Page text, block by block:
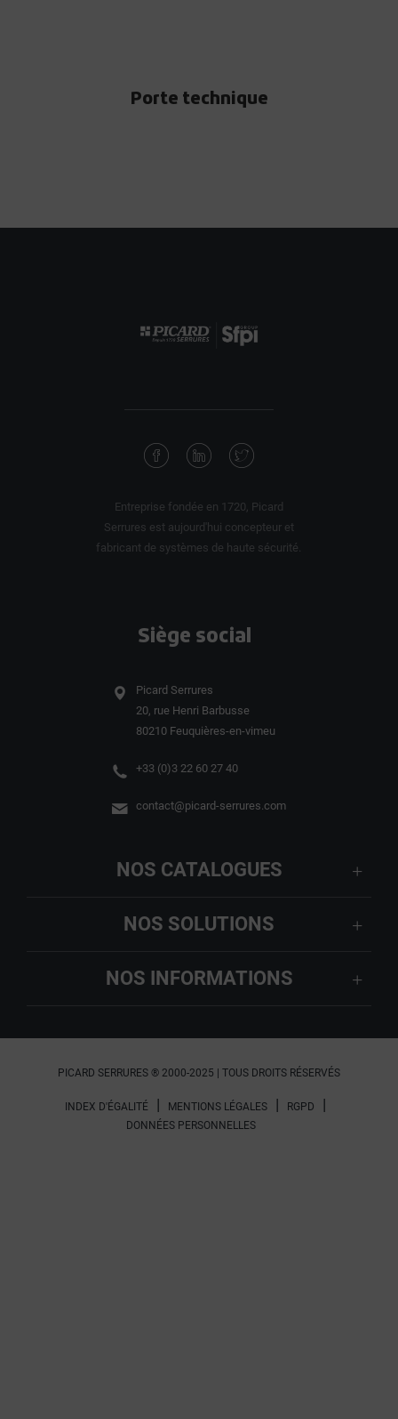
Porte technique
Siège social
Picard Serrures
20, rue Henri Barbusse
80210 Feuquières-en-vimeu
+33 (0)3 22 60 27 40
contact@picard-serrures.com
NOS CATALOGUES
Entreprise fondée en 1720, Picard
Serrures est aujourd'hui concepteur et
fabricant de systèmes de haute sécurité.
NOS SOLUTIONS
NOS INFORMATIONS
PICARD SERRURES ® 2000-2025 | TOUS DROITS RÉSERVÉS
INDEX D'ÉGALITÉ MENTIONS LÉGALES
RGPD
DONNÉES PERSONNELLES